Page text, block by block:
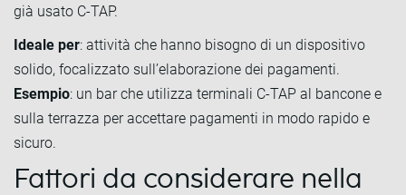
già usato C-TAP.
Ideale per: attività che hanno bisogno di un dispositivo
solido, focalizzato sull’elaborazione dei pagamenti.
Esempio: un bar che utilizza terminali C-TAP al bancone e
sulla terrazza per accettare pagamenti in modo rapido e
sicuro.
Fattori da considerare nella